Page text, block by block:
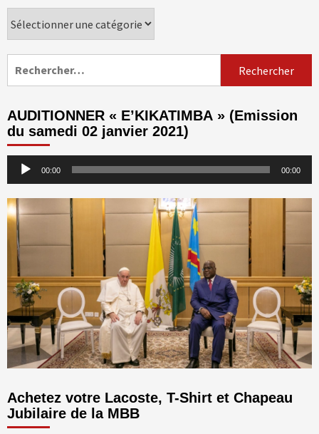
Catégories
AUDITIONNER « E’KIKATIMBA » (Emission
du samedi 02 janvier 2021)
Lecteur
audio
00:00 00:00
Achetez votre Lacoste, T-Shirt et Chapeau
Jubilaire de la MBB